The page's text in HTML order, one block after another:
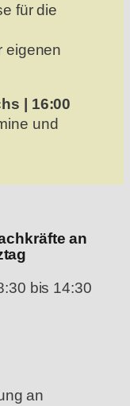
für die
eigenen
| 16:00
und
an
bis 14:30
an